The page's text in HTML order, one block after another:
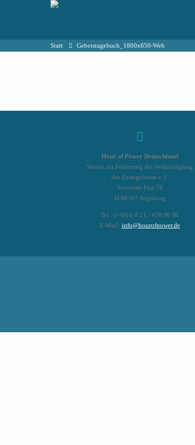
Start Gebetstagebuch_1800x650-Web
Hour of Power Deutschland
Verein zur Förderung der Verkündigung
des Evangeliums e.V.
Steinerne Furt 78
D-86167 Augsburg
Tel.: (+49) 0 8 21 / 420 96 96
E-Mail: info@hourofpower.de